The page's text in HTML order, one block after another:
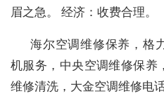
眉之急。 经济：收费合理。
海尔空调维修保养，格
机服务，中央空调维修保养
维修清洗，大金空调维修电话